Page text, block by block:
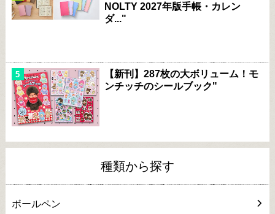
NOLTY 2027年版手帳・カレン
ダ..."
【新刊】287枚の大ボリューム！モ
ンチッチのシールブック"
種類から探す
ボールペン